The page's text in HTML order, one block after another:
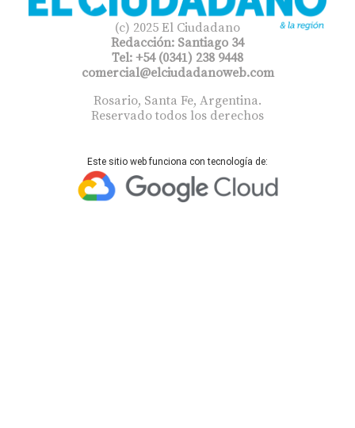
(c) 2025 El Ciudadano
Redacción: Santiago 34
Tel: +54 (0341) 238 9448
comercial@elciudadanoweb.com​
Rosario, Santa Fe, Argentina.
Reservado todos los derechos
Este sitio web funciona con tecnología de: